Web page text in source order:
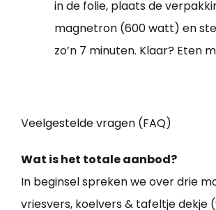
in de folie, plaats de
magnetron (600 watt) en
zo’n 7 minuten. Klaar? Eten
Veelgestelde vragen (FAQ)
Wat is het totale aanbod?
In beginsel spreken we over drie
vriesvers, koelvers & tafeltje dekje